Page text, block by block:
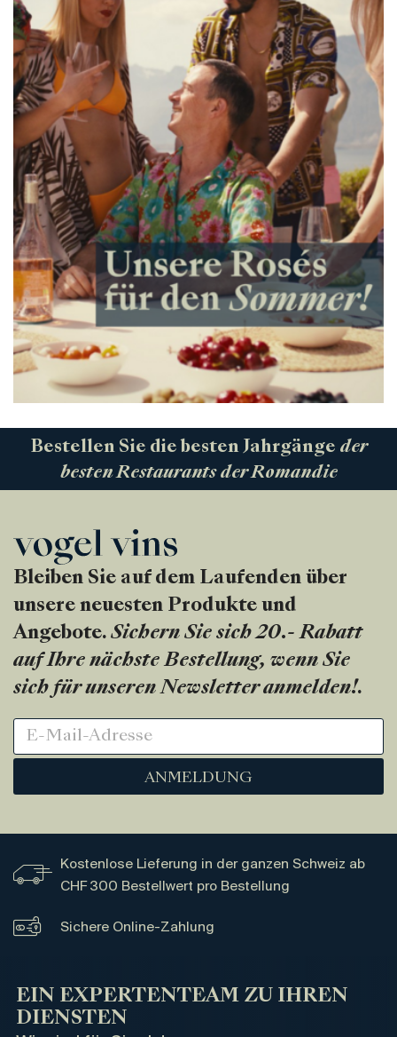
Bestellen Sie die besten Jahrgänge der
besten Restaurants der Romandie
Bleiben Sie auf dem Laufenden über
unsere neuesten Produkte und
Angebote. Sichern Sie sich 20.- Rabatt
auf Ihre nächste Bestellung, wenn Sie
sich für unseren Newsletter anmelden!.
ANMELDUNG
Kostenlose Lieferung in der ganzen Schweiz ab
CHF 300 Bestellwert pro Bestellung
Sichere Online-Zahlung
EIN EXPERTENTEAM ZU IHREN
DIENSTEN